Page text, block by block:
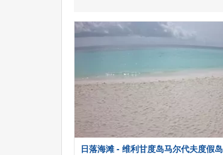
日落海滩 - 维利甘度岛马尔代夫度假岛